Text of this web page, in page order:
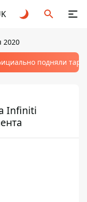
2020
подняли
Infiniti